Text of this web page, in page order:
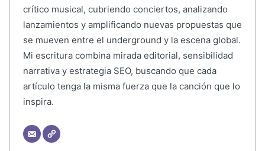
crítico musical, cubriendo conciertos, analizando
lanzamientos y amplificando nuevas propuestas que
se mueven entre el underground y la escena global.
Mi escritura combina mirada editorial, sensibilidad
narrativa y estrategia SEO, buscando que cada
artículo tenga la misma fuerza que la canción que lo
inspira.